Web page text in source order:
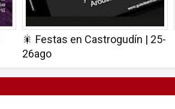
🎇 Festas en Castrogudín | 25-
26ago